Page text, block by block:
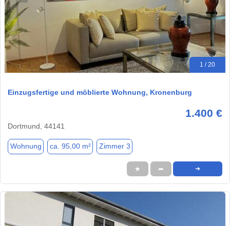
1 / 20
Einzugsfertige und möblierte Wohnung, Kronenburg
1.400 €
Dortmund, 44141
Wohnung ca. 95,00 m² Zimmer 3
★ ➦ ➜